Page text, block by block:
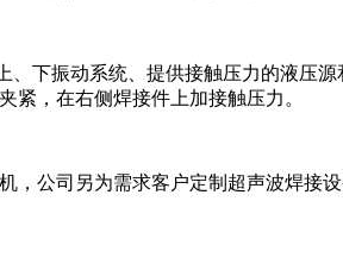
下振动系统、提供接触压力的液压
紧，在右侧焊接件上加接触压力。
公司另为需求客户定制超声波焊接设